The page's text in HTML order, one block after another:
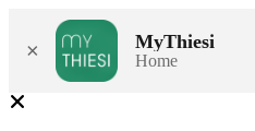
× MyThiesi
Home